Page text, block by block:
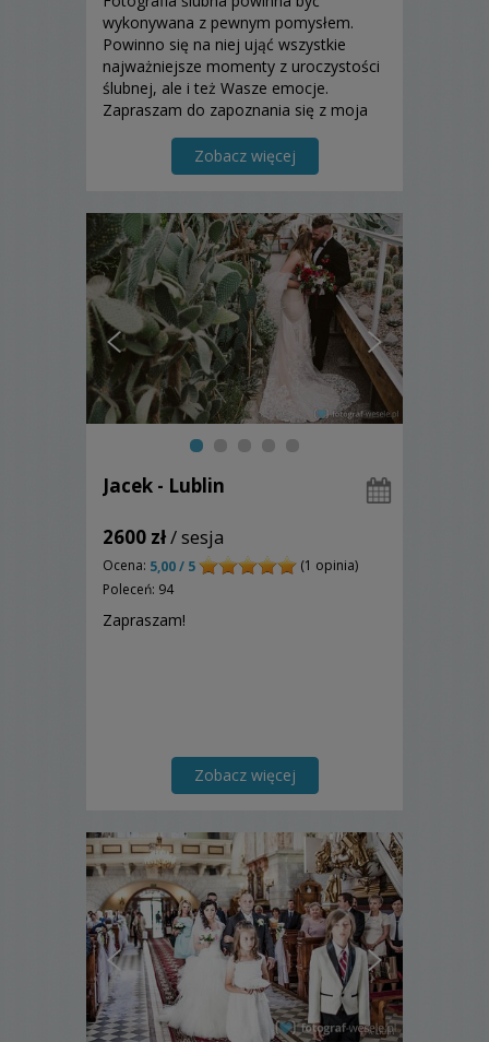
wykonywana z pewnym pomysłem.
Powinno się na niej ująć wszystkie
najważniejsze momenty z uroczystości
ślubnej, ale i też Wasze emocje.
Zapraszam do zapoznania się z moja
Zobacz więcej
Jacek - Lublin
2600 zł/ sesja
Ocena: 5,00 / 5
(1 opinia)
Poleceń: 94
Zapraszam!
Zobacz więcej